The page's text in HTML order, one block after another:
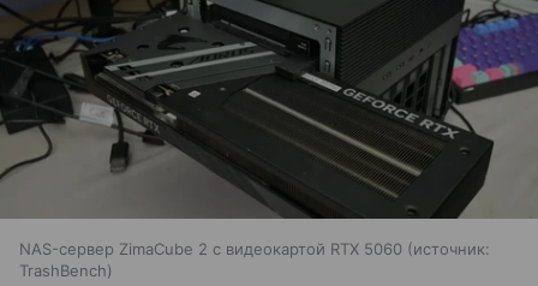
NAS-сервер ZimaCube 2 с видеокартой RTX 5060
источник:
TrashBench